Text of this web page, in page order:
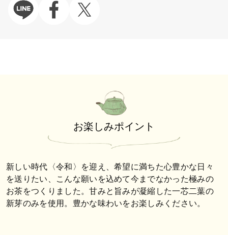
お楽しみポイント
新しい時代〈令和〉を迎え、希望に満ちた心豊かな日々
を送りたい、こんな願いを込めて今までなかった極みの
お茶をつくりました。甘みと旨みが凝縮した一芯二葉の
新芽のみを使用。豊かな味わいをお楽しみください。